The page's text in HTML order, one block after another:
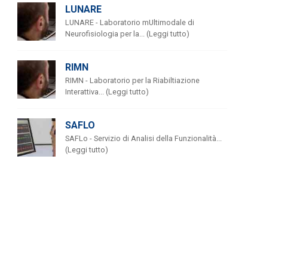
LUNARE
LUNARE - Laboratorio mUltimodale di
Neurofisiologia per la... (Leggi tutto)
RIMN
RIMN - Laboratorio per la Riabiltiazione
Interattiva... (Leggi tutto)
SAFLO
SAFLo - Servizio di Analisi della Funzionalità...
(Leggi tutto)